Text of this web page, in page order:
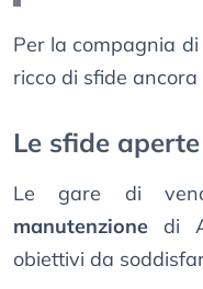
Per la compagnia
ricco di sfide
Le sfide
Le gare di
manutenzione di
obiettivi da